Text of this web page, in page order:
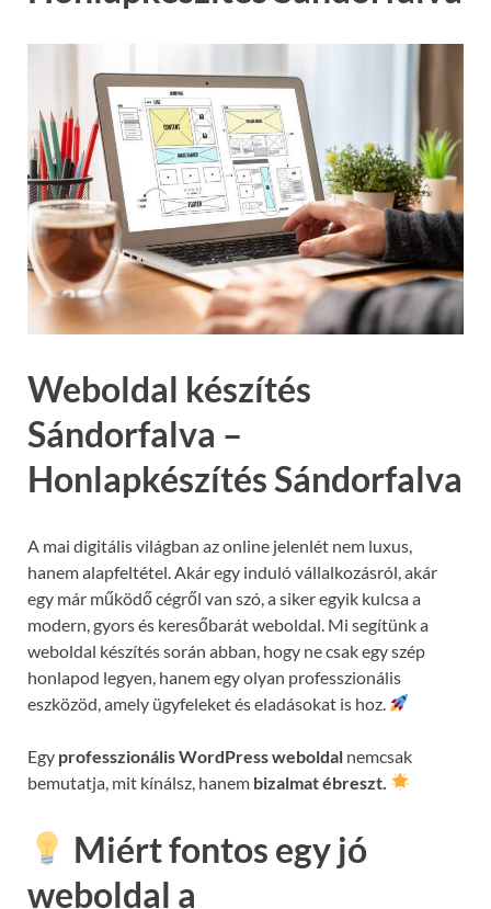
Weboldal készítés
Sándorfalva –
Honlapkészítés Sándorfalva
A mai digitális világban az online jelenlét nem luxus,
hanem alapfeltétel. Akár egy induló vállalkozásról, akár
egy már működő cégről van szó, a siker egyik kulcsa a
modern, gyors és keresőbarát weboldal. Mi segítünk a
weboldal készítés során abban, hogy ne csak egy szép
honlapod legyen, hanem egy olyan professzionális
eszközöd, amely ügyfeleket és eladásokat is hoz.
Egy professzionális WordPress weboldal nemcsak
bemutatja, mit kínálsz, hanem bizalmat ébreszt.
Miért fontos egy jó
weboldal a